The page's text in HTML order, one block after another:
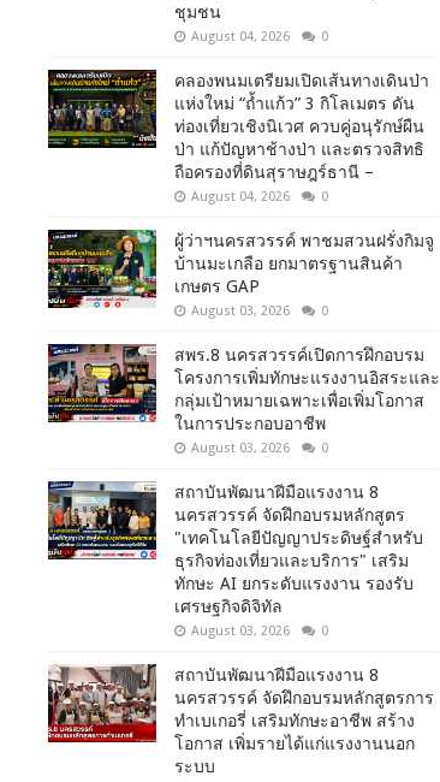
ชุมชน
August 04, 2026 0
คลองพนมเตรียมเปิดเส้นทางเดินป่า
แห่งใหม่ “ถ้ำแก้ว” 3 กิโลเมตร ดัน
ท่องเที่ยวเชิงนิเวศ ควบคู่อนุรักษ์ผืน
ป่า แก้ปัญหาช้างป่า และตรวจสิทธิ
ถือครองที่ดินสุราษฎร์ธานี –
August 04, 2026 0
ผู้ว่าฯนครสวรรค์ พาชมสวนฝรั่งกิมจู
บ้านมะเกลือ ยกมาตรฐานสินค้า
เกษตร GAP
August 03, 2026 0
สพร.8 นครสวรรค์เปิดการฝึกอบรม
โครงการเพิ่มทักษะแรงงานอิสระและ
กลุ่มเป้าหมายเฉพาะเพื่อเพิ่มโอกาส
ในการประกอบอาชีพ
August 03, 2026 0
สถาบันพัฒนาฝีมือแรงงาน 8
นครสวรรค์ จัดฝึกอบรมหลักสูตร
"เทคโนโลยีปัญญาประดิษฐ์สำหรับ
ธุรกิจท่องเที่ยวและบริการ" เสริม
ทักษะ AI ยกระดับแรงงาน รองรับ
เศรษฐกิจดิจิทัล
August 03, 2026 0
สถาบันพัฒนาฝีมือแรงงาน 8
นครสวรรค์ จัดฝึกอบรมหลักสูตรการ
ทำเบเกอรี่ เสริมทักษะอาชีพ สร้าง
โอกาส เพิ่มรายได้แก่แรงงานนอก
ระบบ